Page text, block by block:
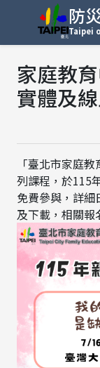
防
Taipei
家庭教
實體及
「臺北市家庭
列課程，於115
免費參與，詳
及下載，相關報